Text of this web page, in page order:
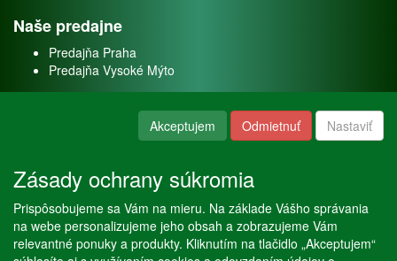
Naše predajne
Predajňa Praha
Predajňa Vysoké Mýto
Naše služby
Servis
Predaj akváriových rýb
Predaj akváriových rastlín
Akceptujem Odmietnuť Nastaviť
Zásady ochrany súkromia
Prispôsobujeme sa Vám na mieru. Na základe Vášho správania
na webe personalizujeme jeho obsah a zobrazujeme Vám
relevantné ponuky a produkty. Kliknutím na tlačidlo „Akceptujem“